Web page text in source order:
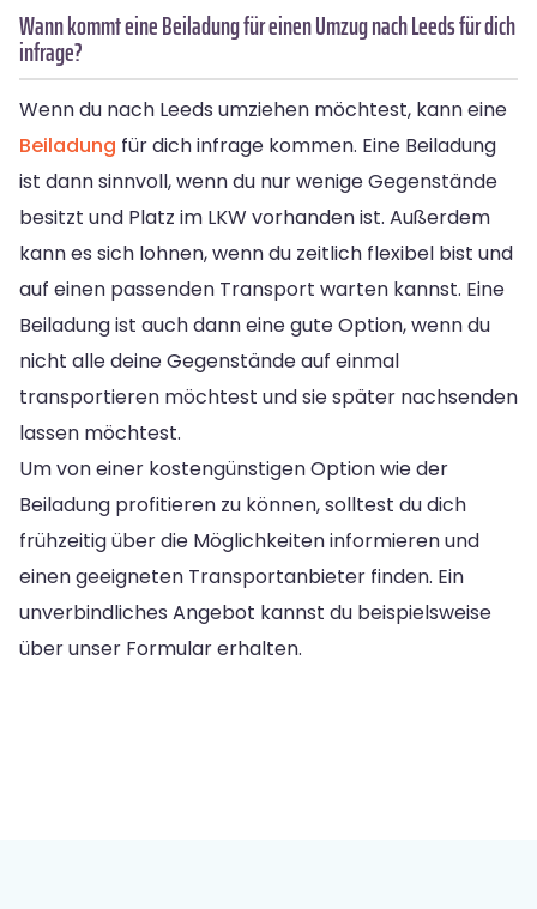
Wann kommt eine Beiladung für einen Umzug nach Leeds für dich
infrage?
Wenn du nach Leeds umziehen möchtest, kann eine
Beiladung für dich infrage kommen. Eine Beiladung
ist dann sinnvoll, wenn du nur wenige Gegenstände
besitzt und Platz im LKW vorhanden ist. Außerdem
kann es sich lohnen, wenn du zeitlich flexibel bist und
auf einen passenden Transport warten kannst. Eine
Beiladung ist auch dann eine gute Option, wenn du
nicht alle deine Gegenstände auf einmal
transportieren möchtest und sie später nachsenden
lassen möchtest.
Um von einer kostengünstigen Option wie der
Beiladung profitieren zu können, solltest du dich
frühzeitig über die Möglichkeiten informieren und
einen geeigneten Transportanbieter finden. Ein
unverbindliches Angebot kannst du beispielsweise
über unser Formular erhalten.